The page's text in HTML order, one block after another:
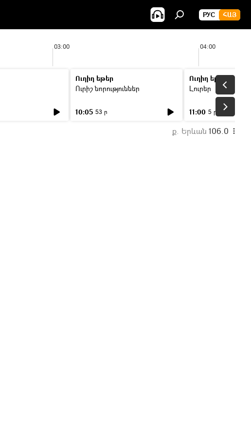
РУС ՀԱՅ
03:00 04:00
Ուղիղ եթեր
Ուրիշ նորություններ
10:05 53 ր
Ուղիղ եթեր
Լուրեր
11:00 5 ր
ք. Երևան 106.0